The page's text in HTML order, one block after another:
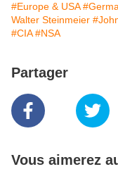
#Europe & USA
Walter Steinmeier
#CIA #NSA
Partager
Vous aimerez